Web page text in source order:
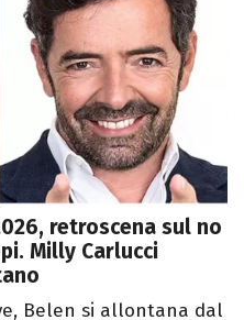
retroscena sul no
Milly Carlucci
Belen si allontana dal